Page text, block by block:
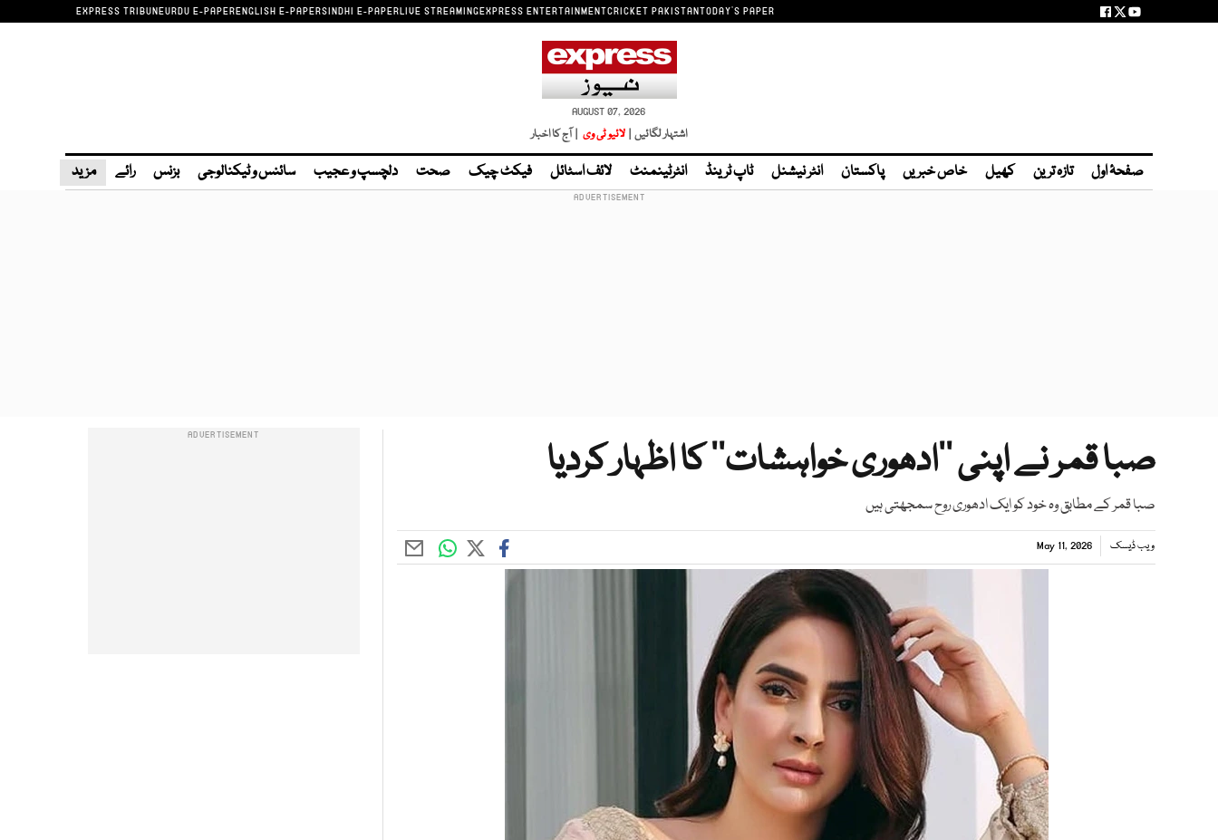
EXPRESS TRIBUNEURDU E-PAPERENGLISH E-PAPERSINDHI E-PAPERLIVE STREAMINGEXPRESS ENTERTAINMENTCRICKET PAKISTANTODAY'S PAPER
AUGUST 07, 2026
اشتہار لگائیں | لائیو ٹی وی | آج کا اخبار
صفحۂ اول تازہ ترین کھیل خاص خبریں پاکستان انٹر نیشنل ٹاپ ٹرینڈ انٹرٹینمنٹ لائف اسٹائل فیکٹ چیک صحت دلچسپ و عجیب سائنس و ٹیکنالوجی بزنس رائے مزید
صبا قمر نے اپنی ’’ادھوری خواہشات‘‘ کا اظہار کردیا
صبا قمر کے مطابق وہ خود کو ایک ادھوری روح سمجھتی ہیں
ویب ڈیسک May 11, 2026